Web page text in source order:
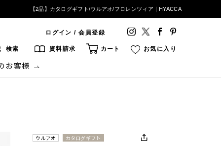
【2品】カタログギフト/ウルアオ/フロレンツィア｜HYACCA
ログイン / 会員登録
検索 資料請求 カート お気に入り
お客様
ウルアオ カタログギフト